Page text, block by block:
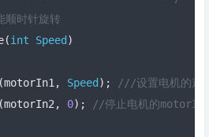
时针旋转
(int Speed )
motorIn1 , Speed );
///设置电机的速
motorIn2 , 0);
//停止电机的